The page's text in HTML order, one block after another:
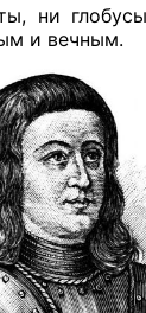
ни глобусы
и вечным.